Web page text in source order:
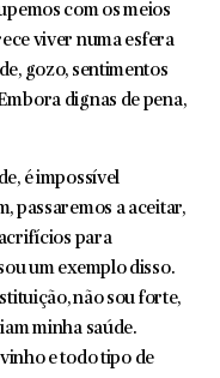
com os meios
viver numa esfera
gozo, sentimentos
dignas de pena,
é impossível
passaremos a aceitar,
para
um exemplo disso.
não sou forte,
minha saúde.
e todo tipo de